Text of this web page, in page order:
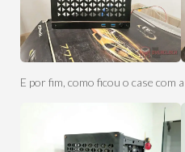
E por fim, como ficou o case com